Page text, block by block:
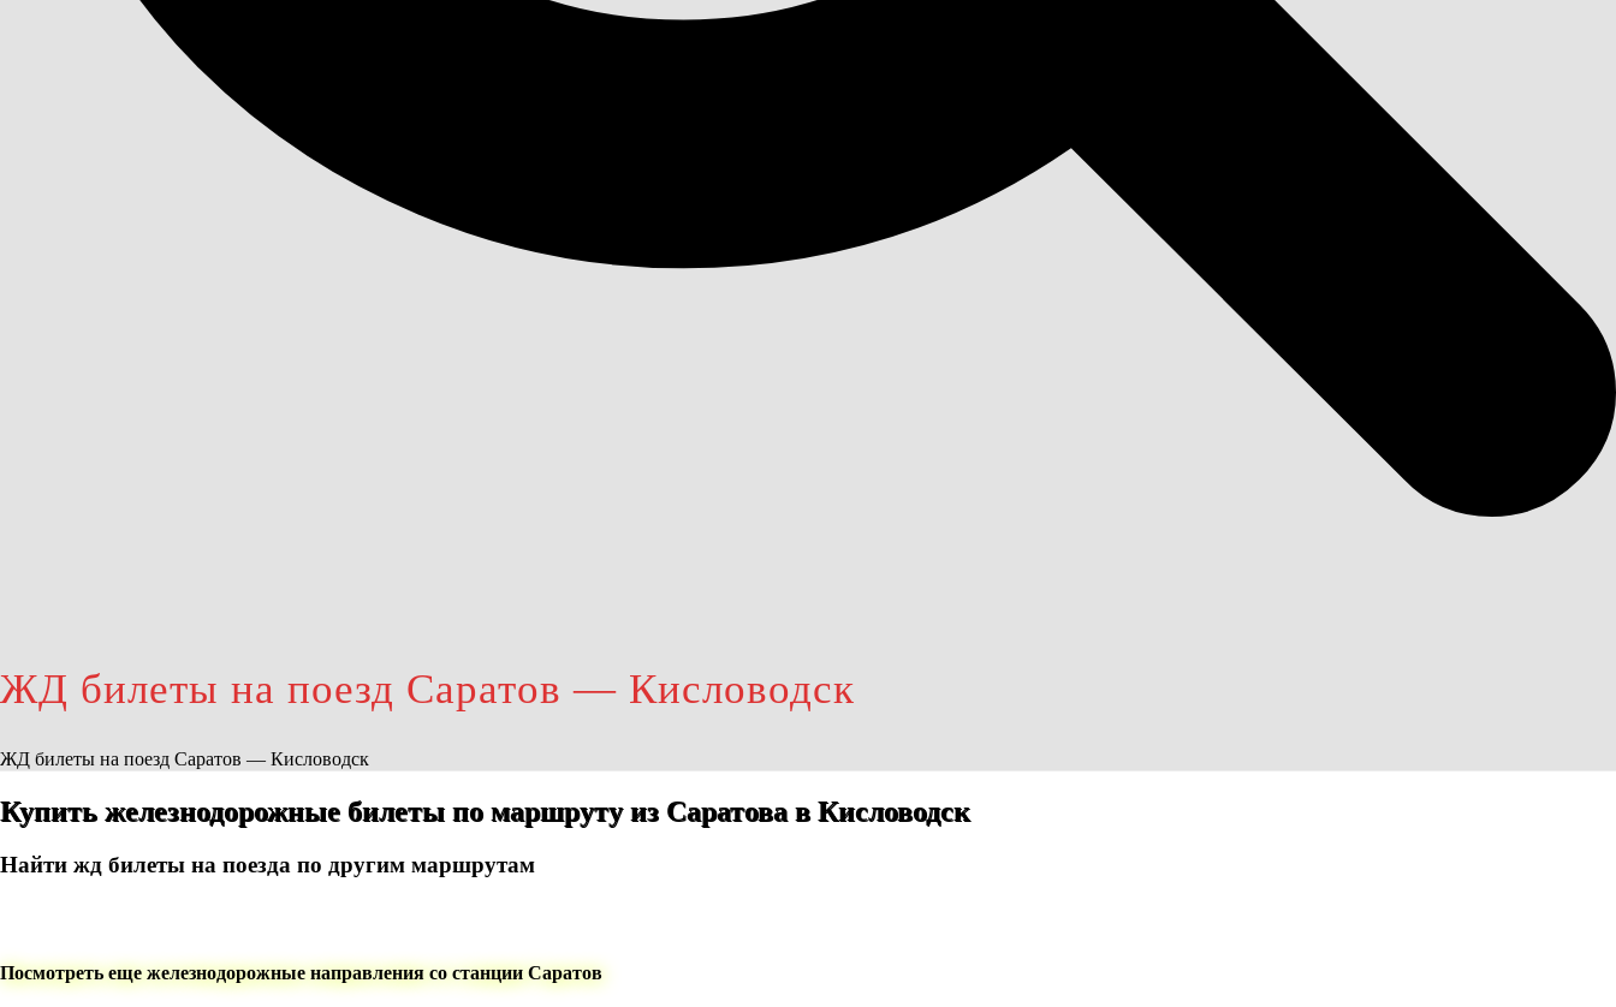
ЖД билеты на поезд Саратов — Кисловодск
ЖД билеты на поезд Саратов — Кисловодск
Купить железнодорожные билеты по маршруту из Саратова в Кисловодск
Найти жд билеты на поезда по другим маршрутам
Посмотреть еще железнодорожные направления со станции Саратов